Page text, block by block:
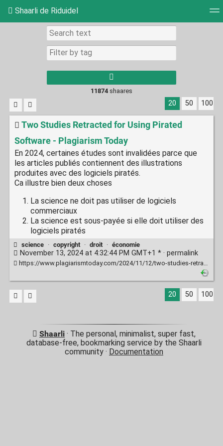
Shaarli de Riduidel
Daily
11874shaares
20 50 100
Two Studies Retracted for Using Pirated
Software - Plagiarism Today
En 2024, certaines études sont invalidées parce que
les articles publiés contiennent des illustrations
produites avec des logiciels piratés.
Ca illustre bien deux choses
La science ne doit pas utiliser de logiciels
commerciaux
La science est sous-payée si elle doit utiliser des
logiciels piratés
science · copyright · droit · économie
November 13, 2024 at 4:32:44 PM GMT+1 * · permalink
https://www.plagiarismtoday.com/2024/11/12/two-studies-retracted-for-using-pirated-software/
20 50 100
Shaarli· The personal, minimalist, super fast,
database-free, bookmarking service by the Shaarli
community · Documentation